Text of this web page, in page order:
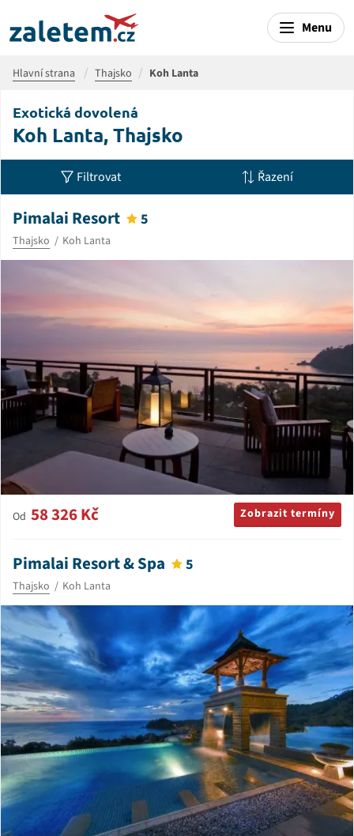
Menu
Hlavní strana Thajsko Koh Lanta
Exotická dovolená
Koh Lanta, Thajsko
Filtrovat Řazení
Pimalai Resort 5
Thajsko Koh Lanta
Od 58 326 Kč Zobrazit termíny
Pimalai Resort & Spa 5
Thajsko Koh Lanta